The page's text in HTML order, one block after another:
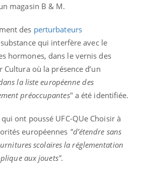
magasin B & M.
des perturbateurs
qui interfère avec le
hormones, dans le vernis des
Cultura où la présence d’un
la liste européenne des
préoccupantes" a été identifiée.
ont poussé UFC-QUe Choisir à
européennes "d’étendre sans
scolaires la réglementation
aux jouets".